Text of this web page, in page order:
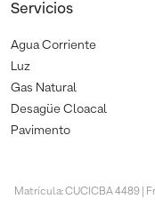
Servicios
Agua Corriente
Luz
Gas Natural
Desagüe Cloacal
Pavimento
Matrícula: CUCICBA 4489 |